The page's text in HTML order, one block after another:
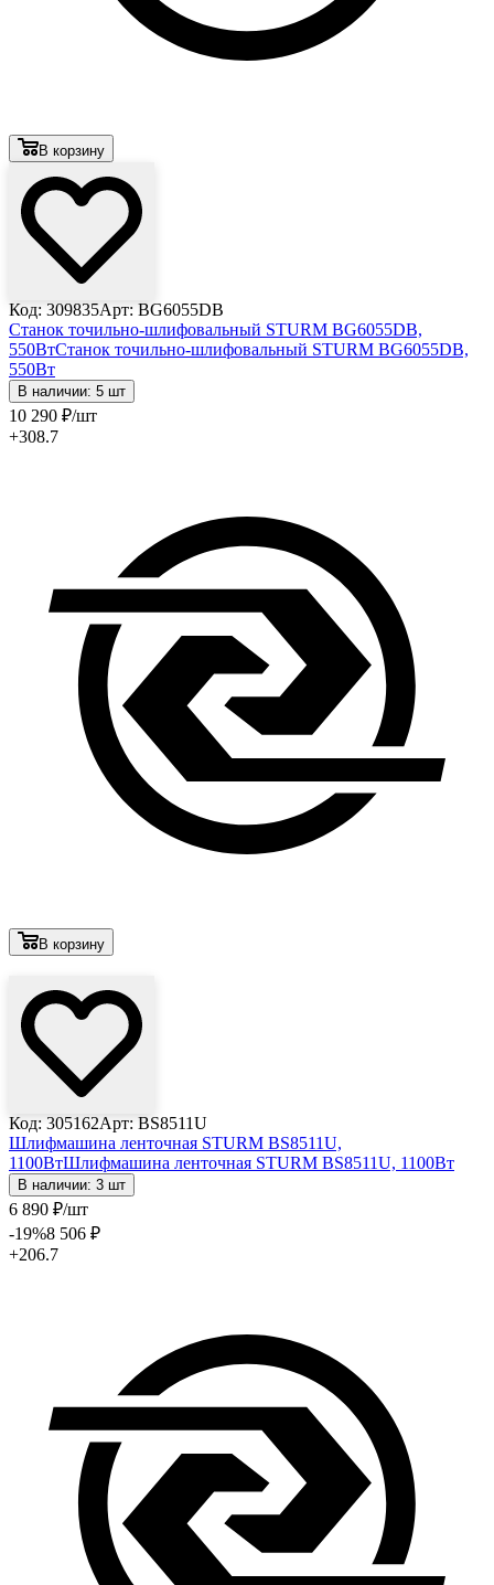
В корзину
Код: 309835Арт: BG6055DB
Станок точильно-шлифовальный STURM BG6055DB,
550ВтСтанок точильно-шлифовальный STURM BG6055DB,
550Вт
В наличии: 5 шт
10 290 ₽/шт
+308.7
В корзину
Код: 305162Арт: BS8511U
Шлифмашина ленточная STURM BS8511U,
1100ВтШлифмашина ленточная STURM BS8511U, 1100Вт
В наличии: 3 шт
6 890 ₽/шт
-19%8 506 ₽
+206.7